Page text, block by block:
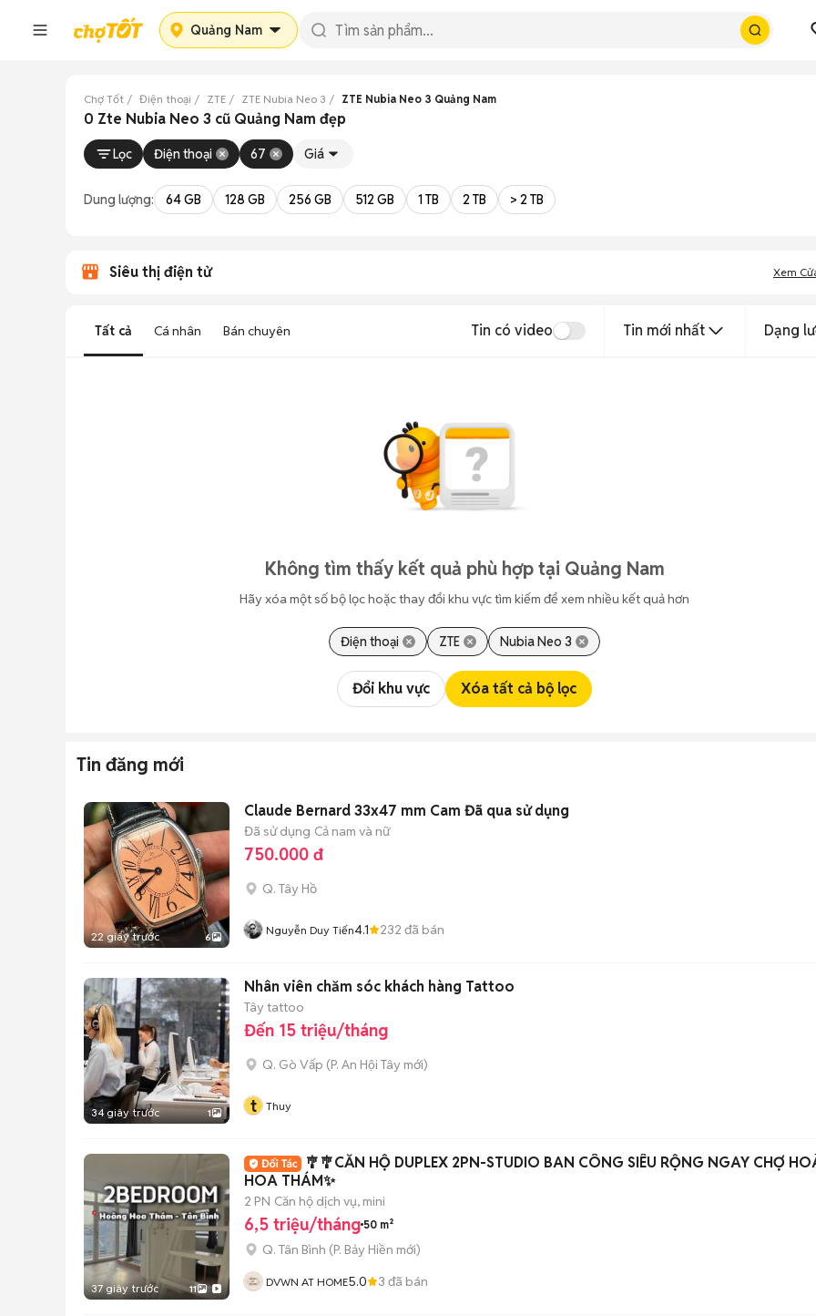
Quảng Nam
Chợ Tốt Điện thoại ZTE ZTE Nubia Neo 3 ZTE Nubia Neo 3 Quảng Nam
0 Zte Nubia Neo 3 cũ Quảng Nam đẹp
Lọc Điện thoại 67 Giá
Dung lượng: 64 GB 128 GB 256 GB 512 GB 1 TB 2 TB > 2 TB
Siêu thị điện tử Xem
Tất cả Cá nhân Bán chuyên Tin có video Tin mới nhất Dạng
Không tìm thấy kết quả phù hợp tại Quảng Nam
Hãy xóa một số bộ lọc hoặc thay đổi khu vực tìm kiếm để xem nhiều kết quả hơn
Điện thoại ZTE Nubia Neo 3
Đổi khu vực Xóa tất cả bộ lọc
Tin đăng mới
22 giây trước 6
Claude Bernard 33x47 mm Cam Đã qua sử dụng
Đã sử dụng Cả nam và nữ
750.000 đ
Q. Tây Hồ
Nguyễn Duy Tiến4.1 232 đã bán
34 giây trước 1
Nhân viên chăm sóc khách hàng Tattoo
Tây tattoo
Đến 15 triệu/tháng
Q. Gò Vấp (P. An Hội Tây mới)
t Thuy
37 giây trước 11
🎐🎐CĂN HỘ DUPLEX 2PN-STUDIO BAN CÔNG SIÊU RỘNG NGAY CHỢ
HOA THÁM✨
2 PN Căn hộ dịch vụ, mini
6,5 triệu/tháng 50 m²
Q. Tân Bình (P. Bảy Hiền mới)
DVWN AT HOME5.0 3 đã bán